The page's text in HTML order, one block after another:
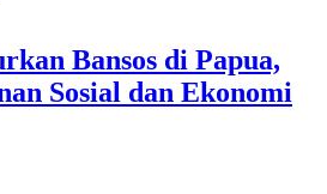
Bansos di Papua,
Sosial dan Ekonomi